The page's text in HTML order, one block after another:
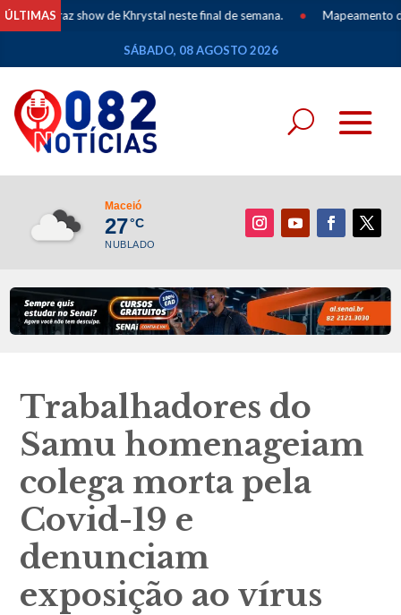
ÚLTIMAS
traz show de Khrystal neste final de semana. • Mapeamento dos
SÁBADO, 08 AGOSTO 2026
Maceió
27°C
NUBLADO
Trabalhadores do
Samu homenageiam
colega morta pela
Covid-19 e
denunciam
exposição ao vírus